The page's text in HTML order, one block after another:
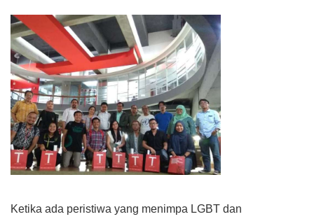
Ketika ada peristiwa yang menimpa LGBT dan